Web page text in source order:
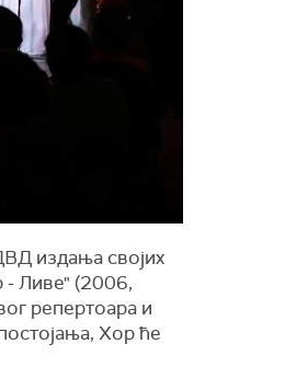
издања својих
- Ливе" (2006,
репертоара и
Хор ће